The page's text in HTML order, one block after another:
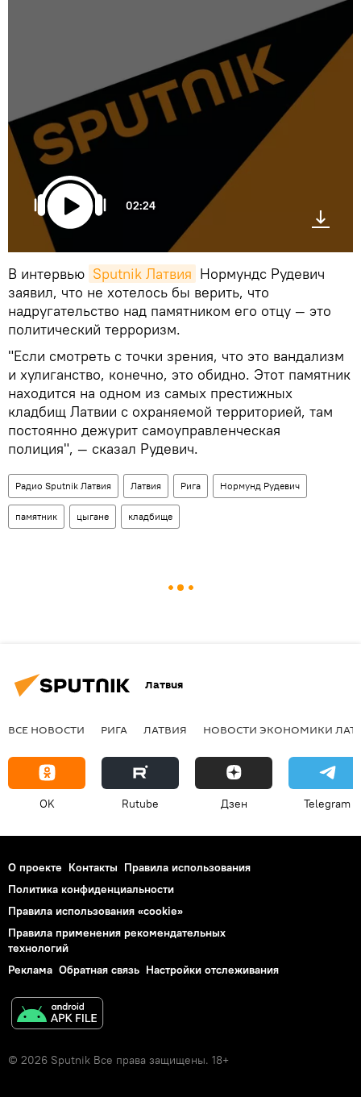
02:24
В интервью Sputnik Латвия Нормундс Рудевич
заявил, что не хотелось бы верить, что
надругательство над памятником его отцу — это
политический терроризм.
"Если смотреть с точки зрения, что это вандализм
и хулиганство, конечно, это обидно. Этот памятник
находится на одном из самых престижных
кладбищ Латвии с охраняемой территорией, там
постоянно дежурит самоуправленческая
полиция", — сказал Рудевич.
Радио Sputnik Латвия Латвия Рига Нормунд Рудевич
памятник цыгане кладбище
Латвия
ВСЕ НОВОСТИ РИГА ЛАТВИЯ НОВОСТИ ЭКОНОМИКИ
OK Rutube Дзен Telegram
О проекте Контакты Правила использования
Политика конфиденциальности
Правила использования «cookie»
Правила применения рекомендательных
технологий
Реклама Обратная связь Настройки отслеживания
© 2026 Sputnik Все права защищены. 18+